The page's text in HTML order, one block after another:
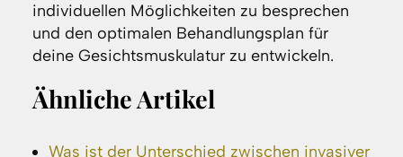
individuellen Möglichkeiten zu besprechen
und den optimalen Behandlungsplan für
deine Gesichtsmuskulatur zu entwickeln.
Ähnliche Artikel
Was ist der Unterschied zwischen invasiver